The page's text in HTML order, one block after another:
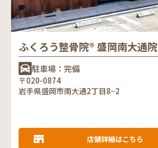
ふくろう整骨院® 盛岡南大通院
駐車場：完備
〒020-0874
岩手県盛岡市南大通2丁目8−2
店舗詳細はこちら